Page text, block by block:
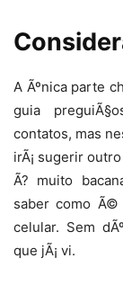
A Ãºnica parte
guia
contatos, mas
irÃ¡ sugerir
Ã? muito
saber como
celular. Sem
que jÃ¡ vi.